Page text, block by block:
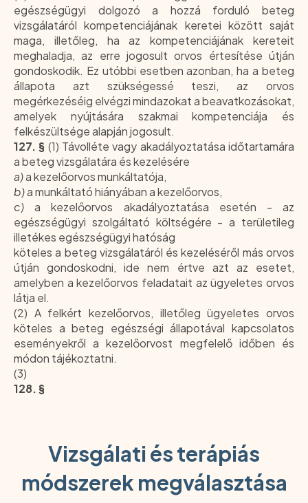
egészségügyi dolgozó a hozzá forduló beteg
vizsgálatáról kompetenciájának keretei között saját
maga, illetőleg, ha az kompetenciájának kereteit
meghaladja, az erre jogosult orvos értesítése útján
gondoskodik. Ez utóbbi esetben azonban, ha a beteg
állapota azt szükségessé teszi, az orvos
megérkezéséig elvégzi mindazokat a beavatkozásokat,
amelyek nyújtására szakmai kompetenciája és
felkészültsége alapján jogosult.
127. § (1) Távolléte vagy akadályoztatása időtartamára
a beteg vizsgálatára és kezelésére
a)a kezelőorvos munkáltatója,
b)a munkáltató hiányában a kezelőorvos,
c)a kezelőorvos akadályoztatása esetén - az
egészségügyi szolgáltató költségére - a területileg
illetékes egészségügyi hatóság
köteles a beteg vizsgálatáról és kezeléséről más orvos
útján gondoskodni, ide nem értve azt az esetet,
amelyben a kezelőorvos feladatait az ügyeletes orvos
látja el.
(2) A felkért kezelőorvos, illetőleg ügyeletes orvos
köteles a beteg egészségi állapotával kapcsolatos
eseményekről a kezelőorvost megfelelő időben és
módon tájékoztatni.
(3)
128. §
Vizsgálati és terápiás
módszerek megválasztása